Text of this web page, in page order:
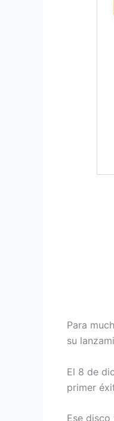
Para
su
El 8 de
primer
Ese